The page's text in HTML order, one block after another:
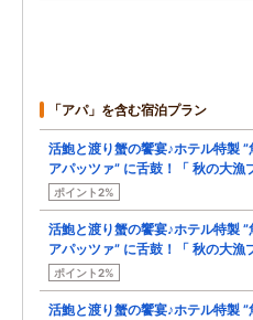
「アパ」を含む宿泊プラン
活鮑と渡り蟹の饗宴♪ホテル特製 ”
アパッツァ” に舌鼓！「 秋の大漁
ポイント2%
活鮑と渡り蟹の饗宴♪ホテル特製 ”
アパッツァ” に舌鼓！「 秋の大漁
ポイント2%
活鮑と渡り蟹の饗宴♪ホテル特製 ”